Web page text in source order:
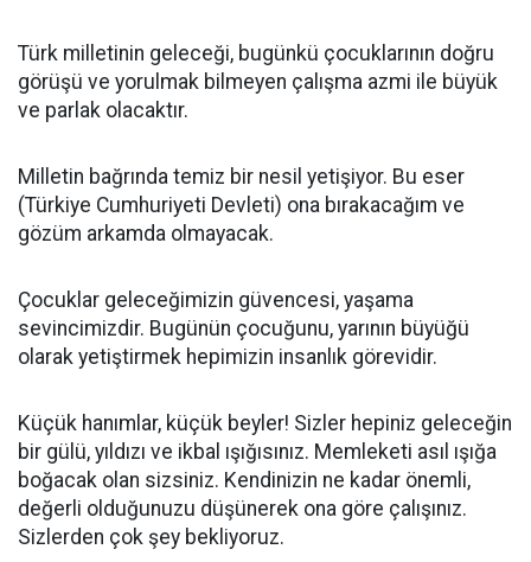
Türk milletinin geleceği, bugünkü çocuklarının doğru
görüşü ve yorulmak bilmeyen çalışma azmi ile büyük
ve parlak olacaktır.
Milletin bağrında temiz bir nesil yetişiyor. Bu eser
(Türkiye Cumhuriyeti Devleti) ona bırakacağım ve
gözüm arkamda olmayacak.
Çocuklar geleceğimizin güvencesi, yaşama
sevincimizdir. Bugünün çocuğunu, yarının büyüğü
olarak yetiştirmek hepimizin insanlık görevidir.
Küçük hanımlar, küçük beyler! Sizler hepiniz geleceğin
bir gülü, yıldızı ve ikbal ışığısınız. Memleketi asıl ışığa
boğacak olan sizsiniz. Kendinizin ne kadar önemli,
değerli olduğunuzu düşünerek ona göre çalışınız.
Sizlerden çok şey bekliyoruz.